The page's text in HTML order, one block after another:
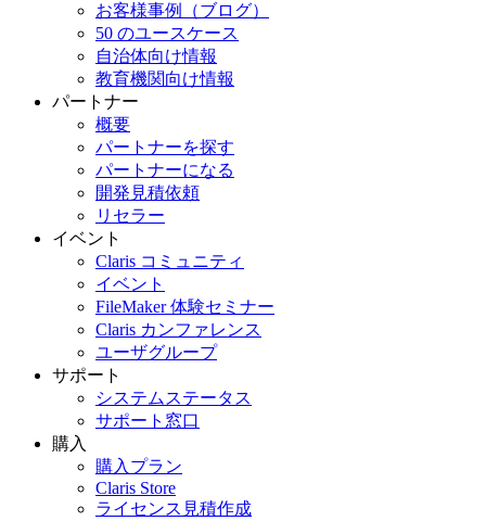
お客様事例（ブログ）
50 のユースケース
自治体向け情報
教育機関向け情報
パートナー
概要
パートナーを探す
パートナーになる
開発見積依頼
リセラー
イベント
Claris コミュニティ
イベント
FileMaker 体験セミナー
Claris カンファレンス
ユーザグループ
サポート
システムステータス
サポート窓口
購入
購入プラン
Claris Store
ライセンス見積作成